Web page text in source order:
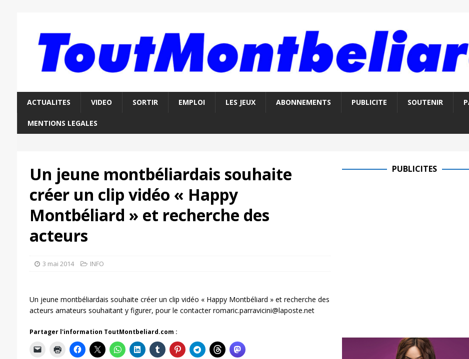
ACTUALITES VIDEO SORTIR EMPLOI LES JEUX ABONNEMENTS PUBLICITE SOUTENIR
MENTIONS LEGALES
Un jeune montbéliardais souhaite
créer un clip vidéo « Happy
Montbéliard » et recherche des
acteurs
3 mai 2014 INFO
Un jeune montbéliardais souhaite créer un clip vidéo « Happy Montbéliard » et recherche des
acteurs amateurs souhaitant y figurer, pour le contacter romaric.parravicini@laposte.net
Partager l'information ToutMontbeliard.com :
PUBLICITES